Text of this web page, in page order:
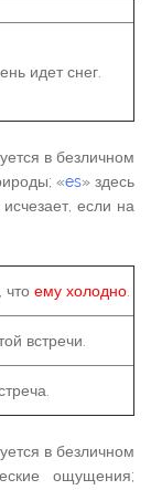
идет снег.
в безличном
«es» здесь
если на
что ему холодно.
встречи.
в безличном
ощущения;